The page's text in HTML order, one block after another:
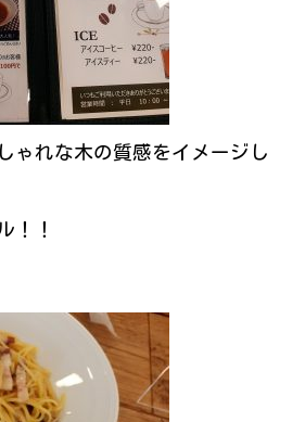
ゃれな木の質感をイメージし
！！